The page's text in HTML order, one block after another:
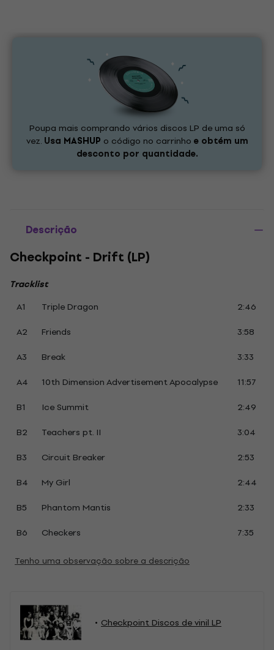
Poupa mais comprando vários discos LP de uma só
vez. Usa MASHUP o código no carrinho e obtém um
desconto por quantidade.
Descrição
Checkpoint - Drift (LP)
Tracklist
A1
Triple Dragon
2:46
A2
Friends
3:58
A3
Break
3:33
A4
10th Dimension Advertisement Apocalypse
11:57
B1
Ice Summit
2:49
B2
Teachers pt. II
3:04
B3
Circuit Breaker
2:53
B4
My Girl
2:44
B5
Phantom Mantis
2:33
B6
Checkers 7:35
Tenho uma observação sobre a descrição
Checkpoint Discos de vinil LP